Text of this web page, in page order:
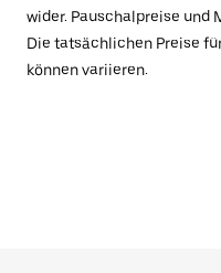
wider. Pauschalpreise und
Die tatsächlichen Preise
können variieren.